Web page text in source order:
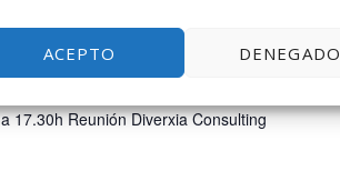
ACEPTO DENEGADO
17.30h Reunión Diverxia Consulting